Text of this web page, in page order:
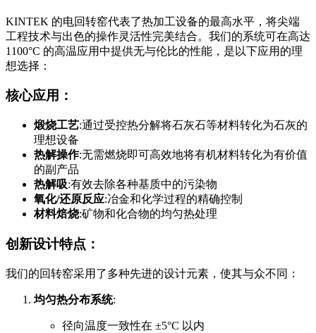
KINTEK 的电回转窑代表了热加工设备的最高水平，将尖端
工程技术与出色的操作灵活性完美结合。我们的系统可在高达
1100°C 的高温应用中提供无与伦比的性能，是以下应用的理
想选择：
核心应用：
煅烧工艺:通过受控热分解将石灰石等材料转化为石灰的
理想设备
热解操作:无需燃烧即可高效地将有机材料转化为有价值
的副产品
热解吸:有效去除各种基质中的污染物
氧化/还原反应:冶金和化学过程的精确控制
材料焙烧:矿物和化合物的均匀热处理
创新设计特点：
我们的回转窑采用了多种先进的设计元素，使其与众不同：
均匀热分布系统:
径向温度一致性在 ±5°C 以内